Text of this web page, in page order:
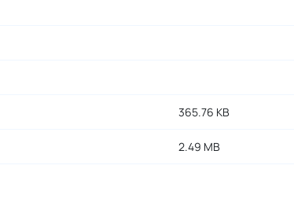
365.76 KB
2.49 MB